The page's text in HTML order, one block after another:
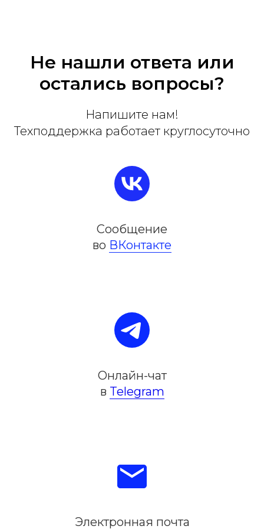
Не нашли ответа или
остались вопросы?
Напишите нам!
Техподдержка работает круглосуточно
Сообщение
во ВКонтакте
Онлайн-чат
в Telegram
Электронная почта
№ 11−222 774 и № 59−14−810 в реестре
Роскомнадзора, как оператор персональных